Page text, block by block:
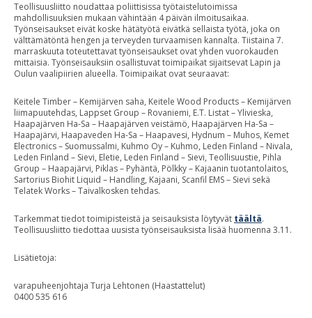
Teollisuusliitto noudattaa poliittisissa työtaistelutoimissa
mahdollisuuksien mukaan vähintään 4 päivän ilmoitusaikaa.
Työnseisaukset eivät koske hätätyötä eivätkä sellaista työtä, joka on
välttämätöntä hengen ja terveyden turvaamisen kannalta. Tiistaina 7.
marraskuuta toteutettavat työnseisaukset ovat yhden vuorokauden
mittaisia. Työnseisauksiin osallistuvat toimipaikat sijaitsevat Lapin ja
Oulun vaalipiirien alueella. Toimipaikat ovat seuraavat:
Keitele Timber – Kemijärven saha, Keitele Wood Products – Kemijärven
liimapuutehdas, Lappset Group – Rovaniemi, E.T. Listat – Ylivieska,
Haapajärven Ha-Sa – Haapajärven veistämö, Haapajärven Ha-Sa –
Haapajärvi, Haapaveden Ha-Sa – Haapavesi, Hydnum – Muhos, Kemet
Electronics – Suomussalmi, Kuhmo Oy – Kuhmo, Leden Finland – Nivala,
Leden Finland – Sievi, Eletie, Leden Finland – Sievi, Teollisuustie, Pihla
Group – Haapajärvi, Piklas – Pyhäntä, Pölkky – Kajaanin tuotantolaitos,
Sartorius Biohit Liquid – Handling, Kajaani, Scanfil EMS – Sievi sekä
Telatek Works – Taivalkosken tehdas.
Tarkemmat tiedot toimipisteistä ja seisauksista löytyvät täältä.
Teollisuusliitto tiedottaa uusista työnseisauksista lisää huomenna 3.11.
Lisätietoja:
varapuheenjohtaja Turja Lehtonen (Haastattelut)
0400 535 616